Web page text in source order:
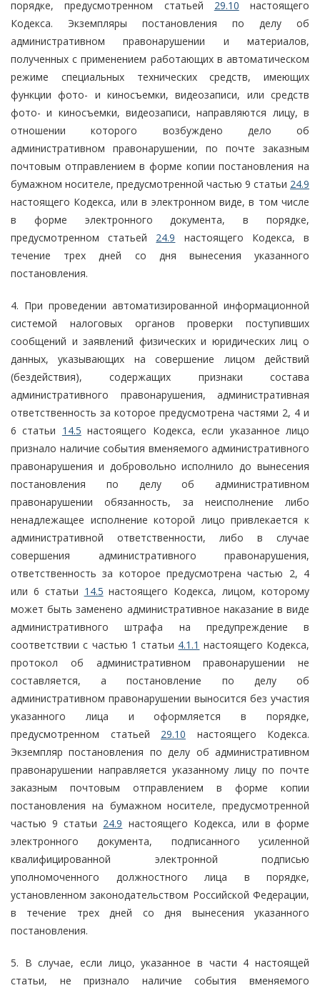
порядке, предусмотренном статьей 29.10 настоящего
Кодекса. Экземпляры постановления по делу об
административном правонарушении и материалов,
полученных с применением работающих в автоматическом
режиме специальных технических средств, имеющих
функции фото- и киносъемки, видеозаписи, или средств
фото- и киносъемки, видеозаписи, направляются лицу, в
отношении которого возбуждено дело об
административном правонарушении, по почте заказным
почтовым отправлением в форме копии постановления на
бумажном носителе, предусмотренной частью 9 статьи 24.9
настоящего Кодекса, или в электронном виде, в том числе
в форме электронного документа, в порядке,
предусмотренном статьей 24.9 настоящего Кодекса, в
течение трех дней со дня вынесения указанного
постановления.
4. При проведении автоматизированной информационной
системой налоговых органов проверки поступивших
сообщений и заявлений физических и юридических лиц о
данных, указывающих на совершение лицом действий
(бездействия), содержащих признаки состава
административного правонарушения, административная
ответственность за которое предусмотрена частями 2, 4 и
6 статьи 14.5 настоящего Кодекса, если указанное лицо
признало наличие события вменяемого административного
правонарушения и добровольно исполнило до вынесения
постановления по делу об административном
правонарушении обязанность, за неисполнение либо
ненадлежащее исполнение которой лицо привлекается к
административной ответственности, либо в случае
совершения административного правонарушения,
ответственность за которое предусмотрена частью 2, 4
или 6 статьи 14.5 настоящего Кодекса, лицом, которому
может быть заменено административное наказание в виде
административного штрафа на предупреждение в
соответствии с частью 1 статьи 4.1.1 настоящего Кодекса,
протокол об административном правонарушении не
составляется, а постановление по делу об
административном правонарушении выносится без участия
указанного лица и оформляется в порядке,
предусмотренном статьей 29.10 настоящего Кодекса.
Экземпляр постановления по делу об административном
правонарушении направляется указанному лицу по почте
заказным почтовым отправлением в форме копии
постановления на бумажном носителе, предусмотренной
частью 9 статьи 24.9 настоящего Кодекса, или в форме
электронного документа, подписанного усиленной
квалифицированной электронной подписью
уполномоченного должностного лица в порядке,
установленном законодательством Российской Федерации,
в течение трех дней со дня вынесения указанного
постановления.
5. В случае, если лицо, указанное в части 4 настоящей
статьи, не признало наличие события вменяемого